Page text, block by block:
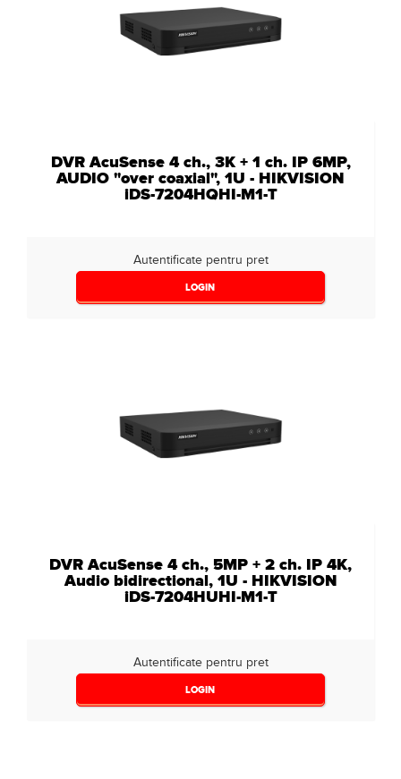
DVR AcuSense 4 ch., 3K + 1 ch. IP 6MP,
AUDIO "over coaxial", 1U - HIKVISION
iDS-7204HQHI-M1-T
Autentificate pentru pret
LOGIN
DVR AcuSense 4 ch., 5MP + 2 ch. IP 4K,
Audio bidirectional, 1U - HIKVISION
iDS-7204HUHI-M1-T
Autentificate pentru pret
LOGIN